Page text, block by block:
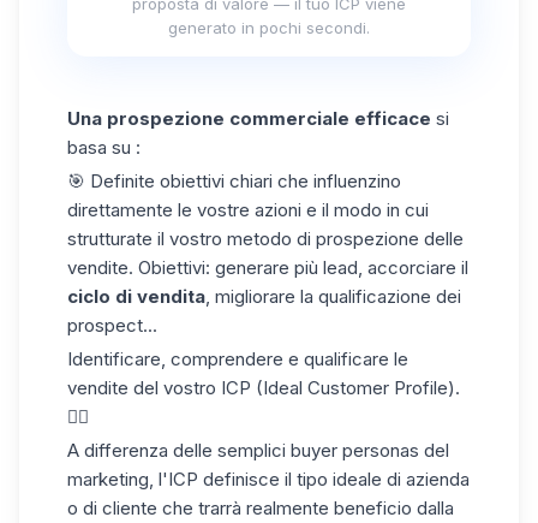
proposta di valore — il tuo ICP viene
generato in pochi secondi.
Una prospezione commerciale efficace si
basa su :
🎯 Definite obiettivi chiari che influenzino
direttamente le vostre azioni e il modo in cui
strutturate il vostro metodo di prospezione delle
vendite. Obiettivi: generare più lead, accorciare il
ciclo di vendita, migliorare la qualificazione dei
prospect...
Identificare, comprendere e qualificare le
vendite del vostro ICP (Ideal Customer Profile).
👇🏼
A differenza delle semplici buyer personas del
marketing, l'ICP definisce il tipo ideale di azienda
o di cliente che trarrà realmente beneficio dalla